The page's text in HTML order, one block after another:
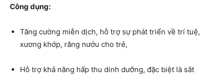
Công dụng:
Tăng cường miễn dịch, hỗ trợ sự phát triển về trí tuệ,
xương khớp, răng nướu cho trẻ,
Hỗ trợ khả năng hấp thu dinh dưỡng, đặc biệt là sắt